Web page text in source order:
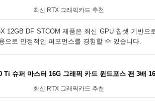
최신 RTX 그래픽카드 추천
12GB DF STCOM 제품은 최신 GPU 칩셋 기반으
으로 안정적인 퍼포먼스를 경험할 수 있습니다.
슈퍼 마스터 16G 그래픽 카드 윈드포스 팬 3배
최신 RTX 그래픽카드 추천